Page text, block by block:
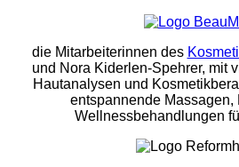
die Mitarbeiterinnen des
und Nora Kiderlen-Spehrer, mit
Hautanalysen und
entspannende Massagen,
Wellnessbehandlungen